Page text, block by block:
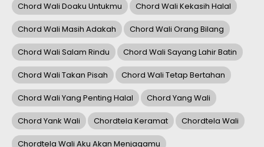
Chord Wali Doaku Untukmu Chord Wali Kekasih Halal
Chord Wali Masih Adakah Chord Wali Orang Bilang
Chord Wali Salam Rindu Chord Wali Sayang Lahir Batin
Chord Wali Takan Pisah Chord Wali Tetap Bertahan
Chord Wali Yang Penting Halal Chord Yang Wali
Chord Yank Wali Chordtela Keramat Chordtela Wali
Chordtela Wali Aku Akan Menjagamu